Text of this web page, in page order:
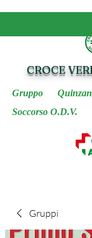
CROCE
Gruppo
Soccorso O.D.V.
Gruppi